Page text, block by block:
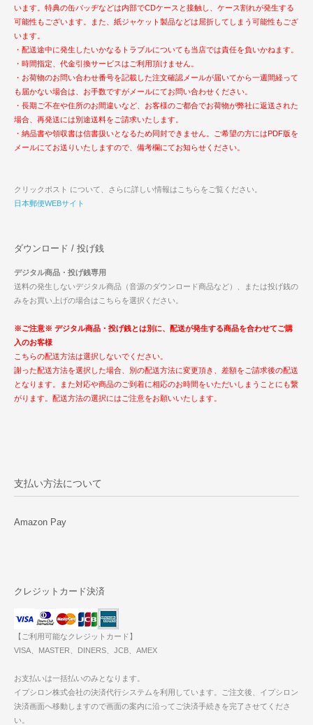
います。特典の缶バッヂなどは内部でCDケースと接触し、ケース割れが発生する
可能性もございます。また、紙ジャケット製品などは屈折してしまう可能性もござ
います。
・配送途中に発生したいかなるトラブルについても当店では責任を負いかねます。
・時間指定、代金引換サービスはご利用頂けません。
・お荷物のお問い合わせ番号を記載した注文確認メールが届いてから一週間経って
も届かない場合は、お手数ですがメールにてお問い合わせください。
・長期ご不在や住所のお間違いなど、お客様のご都合でお荷物が弊社に返送された
場合、再発送には別途送料をご請求いたします。
・納品書や領収書は信書扱いとなるため同封できません。ご希望の方にはPDF版を
メールにてお送りいたしますので、備考欄にてお知らせください。
クリックポスト について、さらに詳しい情報はこちらをご覧ください。
日本郵便WEBサイト
ダウンロード / 投げ銭
デジタル商品・投げ銭専用
送料の発生しないデジタル商品（音源のダウンロード商品など）、または投げ銭の
みをお買い上げの場合はこちらを選択ください。
※ご注意※ デジタル商品・投げ銭とは別に、配送が発生する商品を合わせてご購
入のお客様
こちらの配送方法は選択しないでください。
謝った配送方法を選択した場合、別の配送方法に変更頂き、差額をご請求後の配送
となります。また対応や商品のご到着に相応のお時間をいただいしまうことにも繋
がります。配送方法の選択にはご注意をお願いいたします。
支払い方法について
Amazon Pay
クレジットカード決済
【ご利用可能なクレジットカード】
VISA、MASTER、DINERS、JCB、AMEX
お支払いは一括払いのみとなります。
イプシロン株式会社の決済代行システムを利用しています。ご注文後、イプシロン
決済画面へ移動しますので画面の案内に沿ってご決済手続きを完了させてくださ
い。